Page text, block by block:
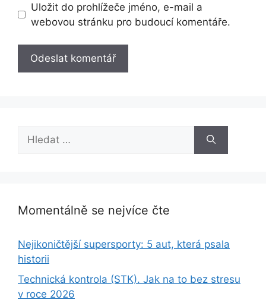
Uložit do prohlížeče jméno, e-mail a
webovou stránku pro budoucí komentáře.
Hledat:
Momentálně se nejvíce čte
Nejikoničtější supersporty: 5 aut, která psala
historii
Technická kontrola (STK). Jak na to bez stresu
v roce 2026